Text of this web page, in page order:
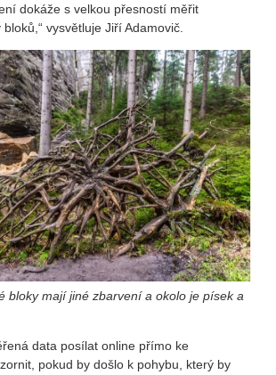
dokáže s velkou přesností měřit
vysvětluje Jiří Adamovič.
bloky mají jiné zbarvení a okolo je písek a
data posílat online přímo ke
pokud by došlo k pohybu, který by